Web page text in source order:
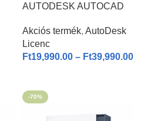
AUTODESK AUTOCAD
1-3 éves licenc I
Akciós termék, AutoDesk
Licenc
Ft19,990.00 – Ft39,990.00
-70%